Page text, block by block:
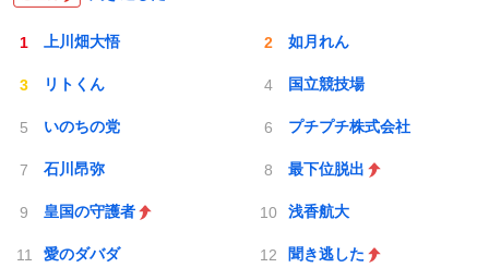
上川畑大悟 如月れん
リトくん 国立競技場
いのちの党 プチプチ株式会社
石川昂弥 最下位脱出
皇国の守護者 浅香航大
愛のダバダ 聞き逃した